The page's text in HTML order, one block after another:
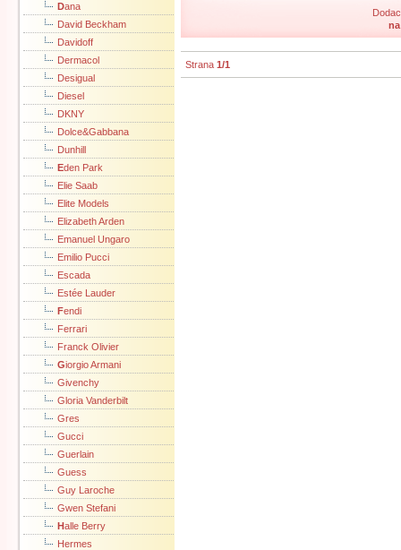
Dana
David Beckham
Davidoff
Dermacol
Desigual
Diesel
DKNY
Dolce&Gabbana
Dunhill
Eden Park
Elie Saab
Elite Models
Elizabeth Arden
Emanuel Ungaro
Emilio Pucci
Escada
Estée Lauder
Fendi
Ferrari
Franck Olivier
Giorgio Armani
Givenchy
Gloria Vanderbilt
Gres
Gucci
Guerlain
Guess
Guy Laroche
Gwen Stefani
Halle Berry
Hermes
Strana 1/1